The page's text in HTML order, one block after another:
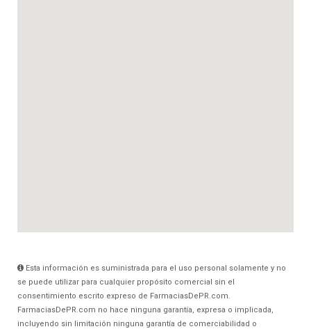
Esta información es suministrada para el uso personal solamente y no
se puede utilizar para cualquier propósito comercial sin el
consentimiento escrito expreso de FarmaciasDePR.com.
FarmaciasDePR.com no hace ninguna garantía, expresa o implicada,
incluyendo sin limitación ninguna garantía de comerciabilidad o